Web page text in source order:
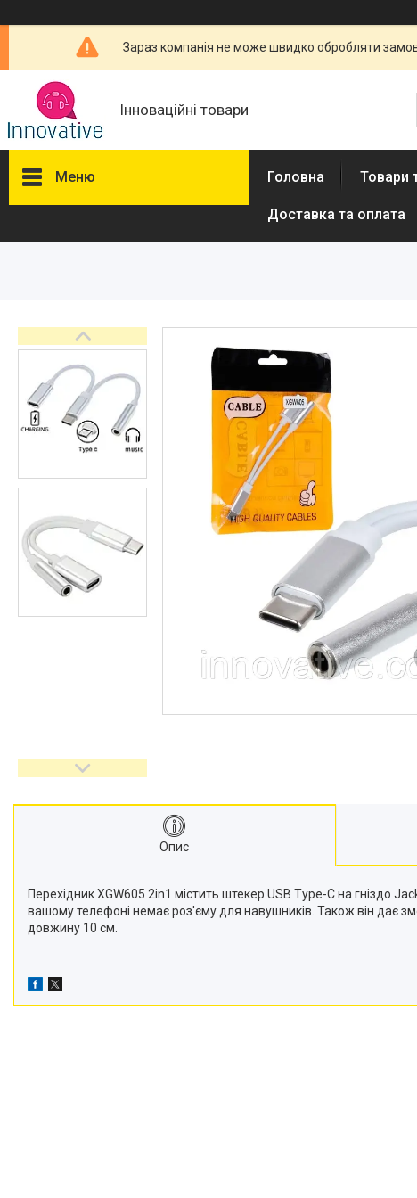
Зараз компанія не може швидко обробляти
Інноваційні товари
Меню
Доставка та оплата
Повернення та обмін
Головна Товари
Доставка та оплата
Опис
Перехідник XGW605 2in1 містить штекер USB Type-C на гніздо
вашому телефоні немає роз'єму для навушників. Також він дає
довжину 10 см.